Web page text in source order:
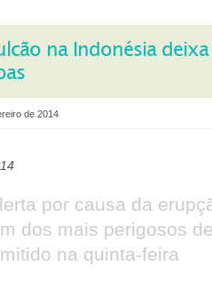
na Indonésia
de 2014
por causa da
dos mais perigosos
na quinta-feira